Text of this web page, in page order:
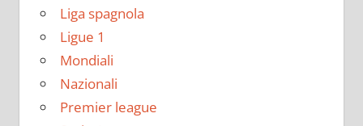
Liga spagnola
Ligue 1
Mondiali
Nazionali
Premier league